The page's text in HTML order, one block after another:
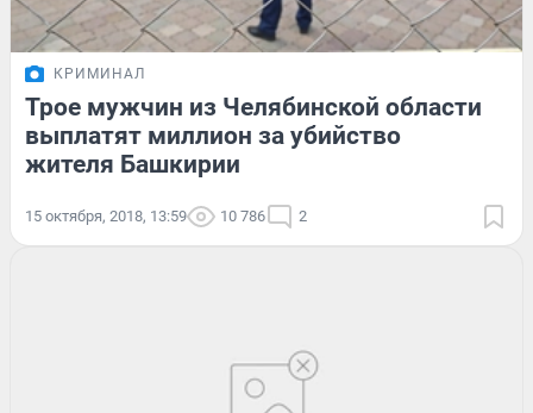
КРИМИНАЛ
Трое мужчин из Челябинской области
выплатят миллион за убийство
жителя Башкирии
15 октября, 2018, 13:59 10 786 2